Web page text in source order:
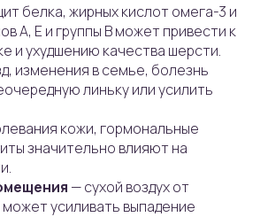
белка, жирных кислот омега-3 и
A, E и группы B может привести к
и ухудшению качества шерсти.
изменения в семье, болезнь
линьку или усилить
кожи, гормональные
значительно влияют на
— сухой воздух от
усиливать выпадение